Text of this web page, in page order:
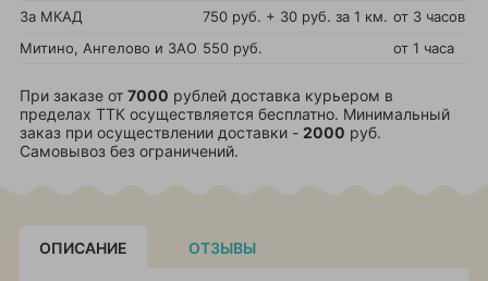
За МКАД
750 руб. + 30 руб. за 1 км. от 3 часов
Митино, Ангелово и ЗАО 550 руб. от 1 часа
При заказе от 7000 рублей доставка курьером в
пределах ТТК осуществляется бесплатно. Минимальный
заказ при осуществлении доставки - 2000 руб.
Самовывоз без ограничений.
ОПИСАНИЕ ОТЗЫВЫ